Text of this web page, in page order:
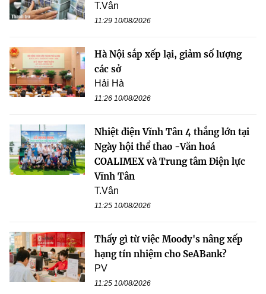
T.Vân
11:29 10/08/2026
Hà Nội sắp xếp lại, giảm số lượng
các sở
Hải Hà
11:26 10/08/2026
Nhiệt điện Vĩnh Tân 4 thắng lớn tại
Ngày hội thể thao -Văn hoá
COALIMEX và Trung tâm Điện lực
Vĩnh Tân
T.Vân
11:25 10/08/2026
Thấy gì từ việc Moody's nâng xếp
hạng tín nhiệm cho SeABank?
PV
11:25 10/08/2026